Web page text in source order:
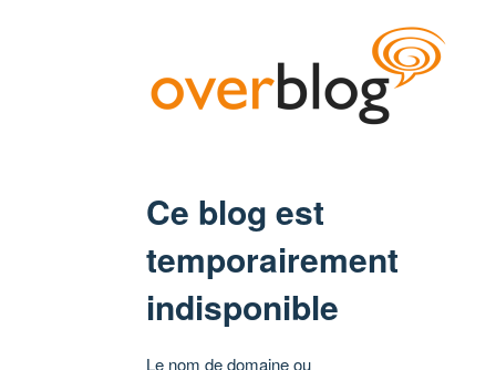
Ce blog est
temporairement
indisponible
Le nom de domaine ou